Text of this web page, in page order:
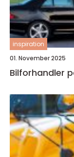
inspiration
01. November 2025
Bilforhandler